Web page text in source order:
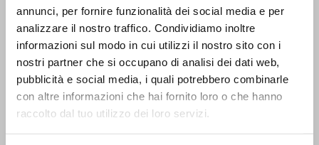
annunci, per fornire funzionalità dei social media e per
analizzare il nostro traffico. Condividiamo inoltre
informazioni sul modo in cui utilizzi il nostro sito con i
nostri partner che si occupano di analisi dei dati web,
pubblicità e social media, i quali potrebbero combinarle
con altre informazioni che hai fornito loro o che hanno
raccolto dal tuo utilizzo dei loro servizi.